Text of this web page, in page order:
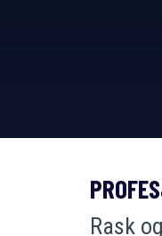
Rask